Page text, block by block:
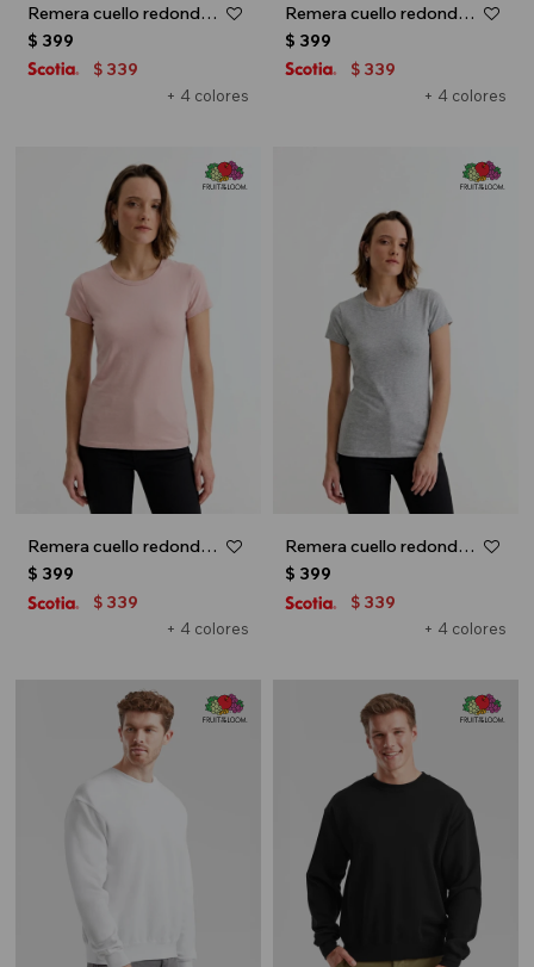
Remera cuello redondo ICONIC 150 - Negro
+ 4 colores
$ 399
$ 339
Remera cuello redondo ICONIC 150 - Azul marino
+ 4 colores
$ 399
$ 339
Remera cuello redondo ICONIC 150 - Rosa pastel
+ 4 colores
$ 399
$ 339
Remera cuello redondo ICONIC 150 - Gris
+ 4 colores
$ 399
$ 339